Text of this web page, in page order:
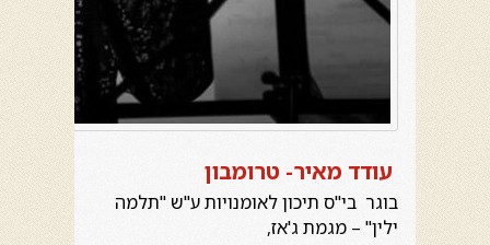
עודד מאיר- טרומבון
בוגר בי"ס תיכון לאומנויות ע"ש "תלמה
ילין" – מגמת ג'אז,